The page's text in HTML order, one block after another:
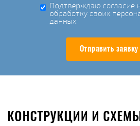
Подтверждаю согласие
обработку своих
данных
Отправить заявку
КОНСТРУКЦИИ И